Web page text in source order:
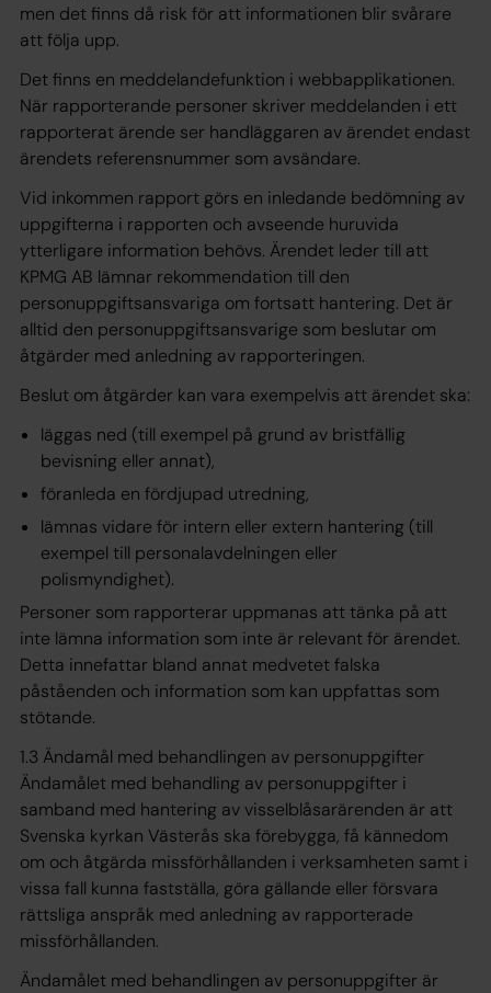
men det finns då risk för att informationen blir svårare
att följa upp.
Det finns en meddelandefunktion i webbapplikationen.
När rapporterande personer skriver meddelanden i ett
rapporterat ärende ser handläggaren av ärendet endast
ärendets referensnummer som avsändare.
Vid inkommen rapport görs en inledande bedömning av
uppgifterna i rapporten och avseende huruvida
ytterligare information behövs. Ärendet leder till att
KPMG AB lämnar rekommendation till den
personuppgiftsansvariga om fortsatt hantering. Det är
alltid den personuppgiftsansvarige som beslutar om
åtgärder med anledning av rapporteringen.
Beslut om åtgärder kan vara exempelvis att ärendet ska:
läggas ned (till exempel på grund av bristfällig
bevisning eller annat),
föranleda en fördjupad utredning,
lämnas vidare för intern eller extern hantering (till
exempel till personalavdelningen eller
polismyndighet).
Personer som rapporterar uppmanas att tänka på att
inte lämna information som inte är relevant för ärendet.
Detta innefattar bland annat medvetet falska
påståenden och information som kan uppfattas som
stötande.
1.3 Ändamål med behandlingen av personuppgifter
Ändamålet med behandling av personuppgifter i
samband med hantering av visselblåsarärenden är att
Svenska kyrkan Västerås ska förebygga, få kännedom
om och åtgärda missförhållanden i verksamheten samt i
vissa fall kunna fastställa, göra gällande eller försvara
rättsliga anspråk med anledning av rapporterade
missförhållanden.
Ändamålet med behandlingen av personuppgifter är